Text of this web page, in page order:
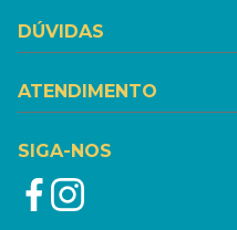
DÚVIDAS
ATENDIMENTO
SIGA-NOS